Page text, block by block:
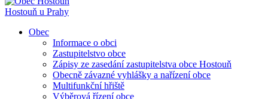
Hostouň u Prahy
Obec
Informace o obci
Zastupitelstvo obce
Zápisy ze zasedání zastupitelstva obce Hostouň
Obecně závazné vyhlášky a nařízení obce
Multifunkční hřiště
Výběrová řízení obce